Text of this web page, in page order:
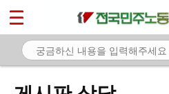
마이페이지
소개